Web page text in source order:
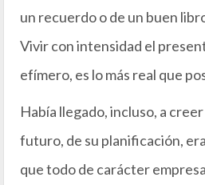
un recuerdo o de un buen
Vivir con intensidad el
efímero, es lo más real que
Había llegado, incluso, a
futuro, de su planificación,
que todo de carácter